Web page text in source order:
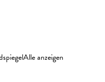
Alle anzeigen